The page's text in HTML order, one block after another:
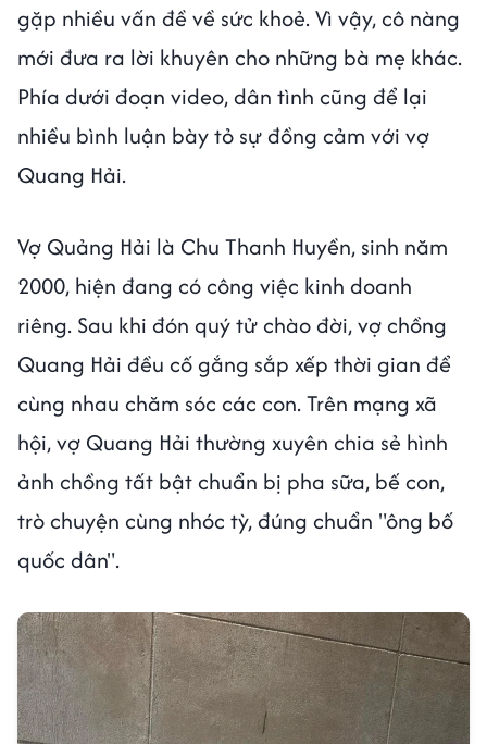
gặp nhiều vấn đề về sức khoẻ. Vì vậy, cô nàng
mới đưa ra lời khuyên cho những bà mẹ khác.
Phía dưới đoạn video, dân tình cũng để lại
nhiều bình luận bày tỏ sự đồng cảm với vợ
Quang Hải.
Vợ Quảng Hải là Chu Thanh Huyền, sinh năm
2000, hiện đang có công việc kinh doanh
riêng. Sau khi đón quý tử chào đời, vợ chồng
Quang Hải đều cố gắng sắp xếp thời gian để
cùng nhau chăm sóc các con. Trên mạng xã
hội, vợ Quang Hải thường xuyên chia sẻ hình
ảnh chồng tất bật chuẩn bị pha sữa, bế con,
trò chuyện cùng nhóc tỳ, đúng chuẩn "ông bố
quốc dân".